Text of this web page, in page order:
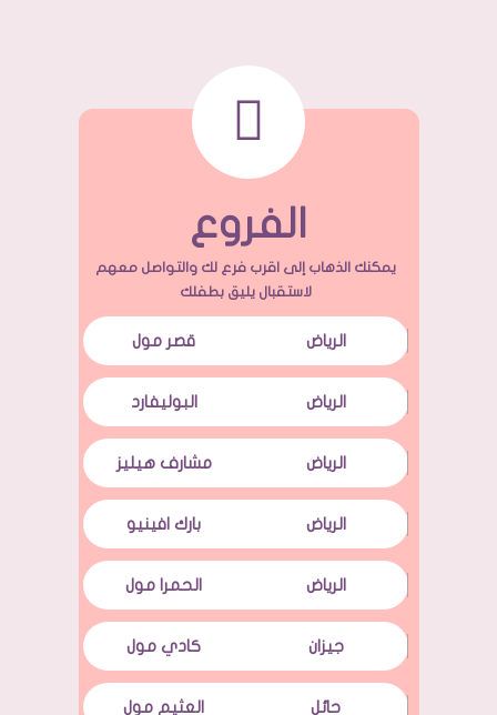
الفروع
يمكنك الذهاب إلى اقرب فرع لك والتواصل معهم
لاستقبال يليق بطفلك
الرياض قصر مول
الرياض البوليفارد
الرياض مشارف هيليز
الرياض بارك افينيو
الرياض الحمرا مول
جيزان كادي مول
حائل العثيم مول